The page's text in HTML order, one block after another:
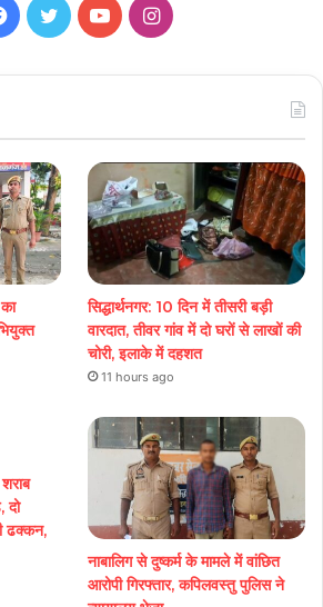
Facebook
TwitterYouTubeInstagram
सिद्धार्थनगर: 10 दिन में तीसरी बड़ी
वारदात, तीवर गांव में दो घरों से लाखों की
चोरी, इलाके में दहशत
11 hours ago
दो
ढक्कन,
नाबालिग से दुष्कर्म के मामले में वांछित
आरोपी गिरफ्तार, कपिलवस्तु पुलिस ने